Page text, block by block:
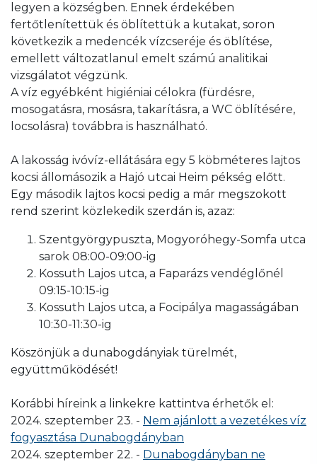
legyen a községben. Ennek érdekében
fertőtlenítettük és öblítettük a kutakat, soron
következik a medencék vízcseréje és öblítése,
emellett változatlanul emelt számú analitikai
vizsgálatot végzünk.
A víz egyébként higiéniai célokra (fürdésre,
mosogatásra, mosásra, takarításra, a WC öblítésére,
locsolásra) továbbra is használható.
A lakosság ivóvíz-ellátására egy 5 köbméteres lajtos
kocsi állomásozik a Hajó utcai Heim pékség előtt.
Egy második lajtos kocsi pedig a már megszokott
rend szerint közlekedik szerdán is, azaz:
Szentgyörgypuszta, Mogyoróhegy-Somfa utca
sarok 08:00-09:00-ig
Kossuth Lajos utca, a Faparázs vendéglőnél
09:15-10:15-ig
Kossuth Lajos utca, a Focipálya magasságában
10:30-11:30-ig
Köszönjük a dunabogdányiak türelmét,
együttműködését!
Korábbi híreink a linkekre kattintva érhetők el:
2024. szeptember 23. - Nem ajánlott a vezetékes víz
fogyasztása Dunabogdányban
2024. szeptember 22. - Dunabogdányban ne